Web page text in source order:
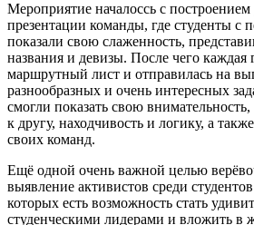
Мероприятие началоссь с построением
презентации команды, где студенты с
показали свою слаженность,
названия и девизы. После чего каждая
маршрутный лист и отправилась на
разнообразных и очень интересных
смогли показать свою
к другу, находчивость и логику, а
своих команд.
Ещё одной очень важной целью
выявление активистов среди
которых есть возможность стать
студенческими лидерами и вложить в